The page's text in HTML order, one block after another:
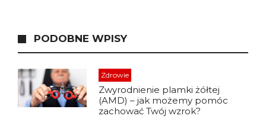
PODOBNE WPISY
Zdrowie
Zwyrodnienie plamki żółtej
(AMD) – jak możemy pomóc
zachować Twój wzrok?